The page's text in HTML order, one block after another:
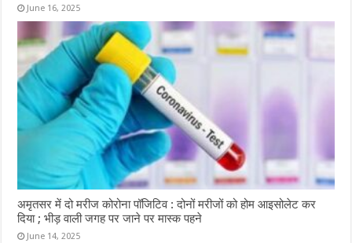
June 16, 2025
अमृतसर में दो मरीज कोरोना पॉजिटिव : दोनों मरीजों को होम आइसोलेट कर
दिया ; भीड़ वाली जगह पर जाने पर मास्क पहने
June 14, 2025